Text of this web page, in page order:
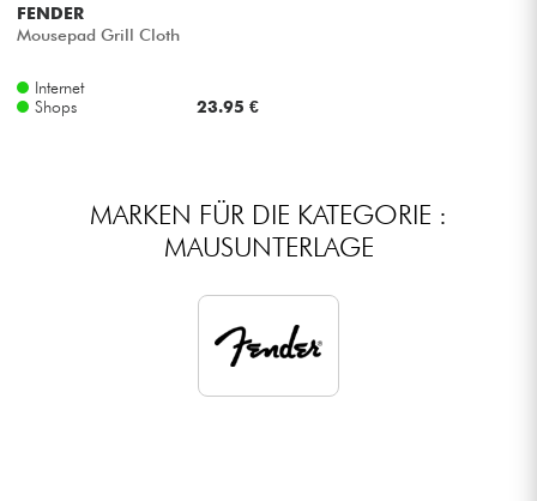
FENDER
Mousepad Grill Cloth
Internet
Shops
23.95 €
MARKEN FÜR DIE KATEGORIE :
MAUSUNTERLAGE